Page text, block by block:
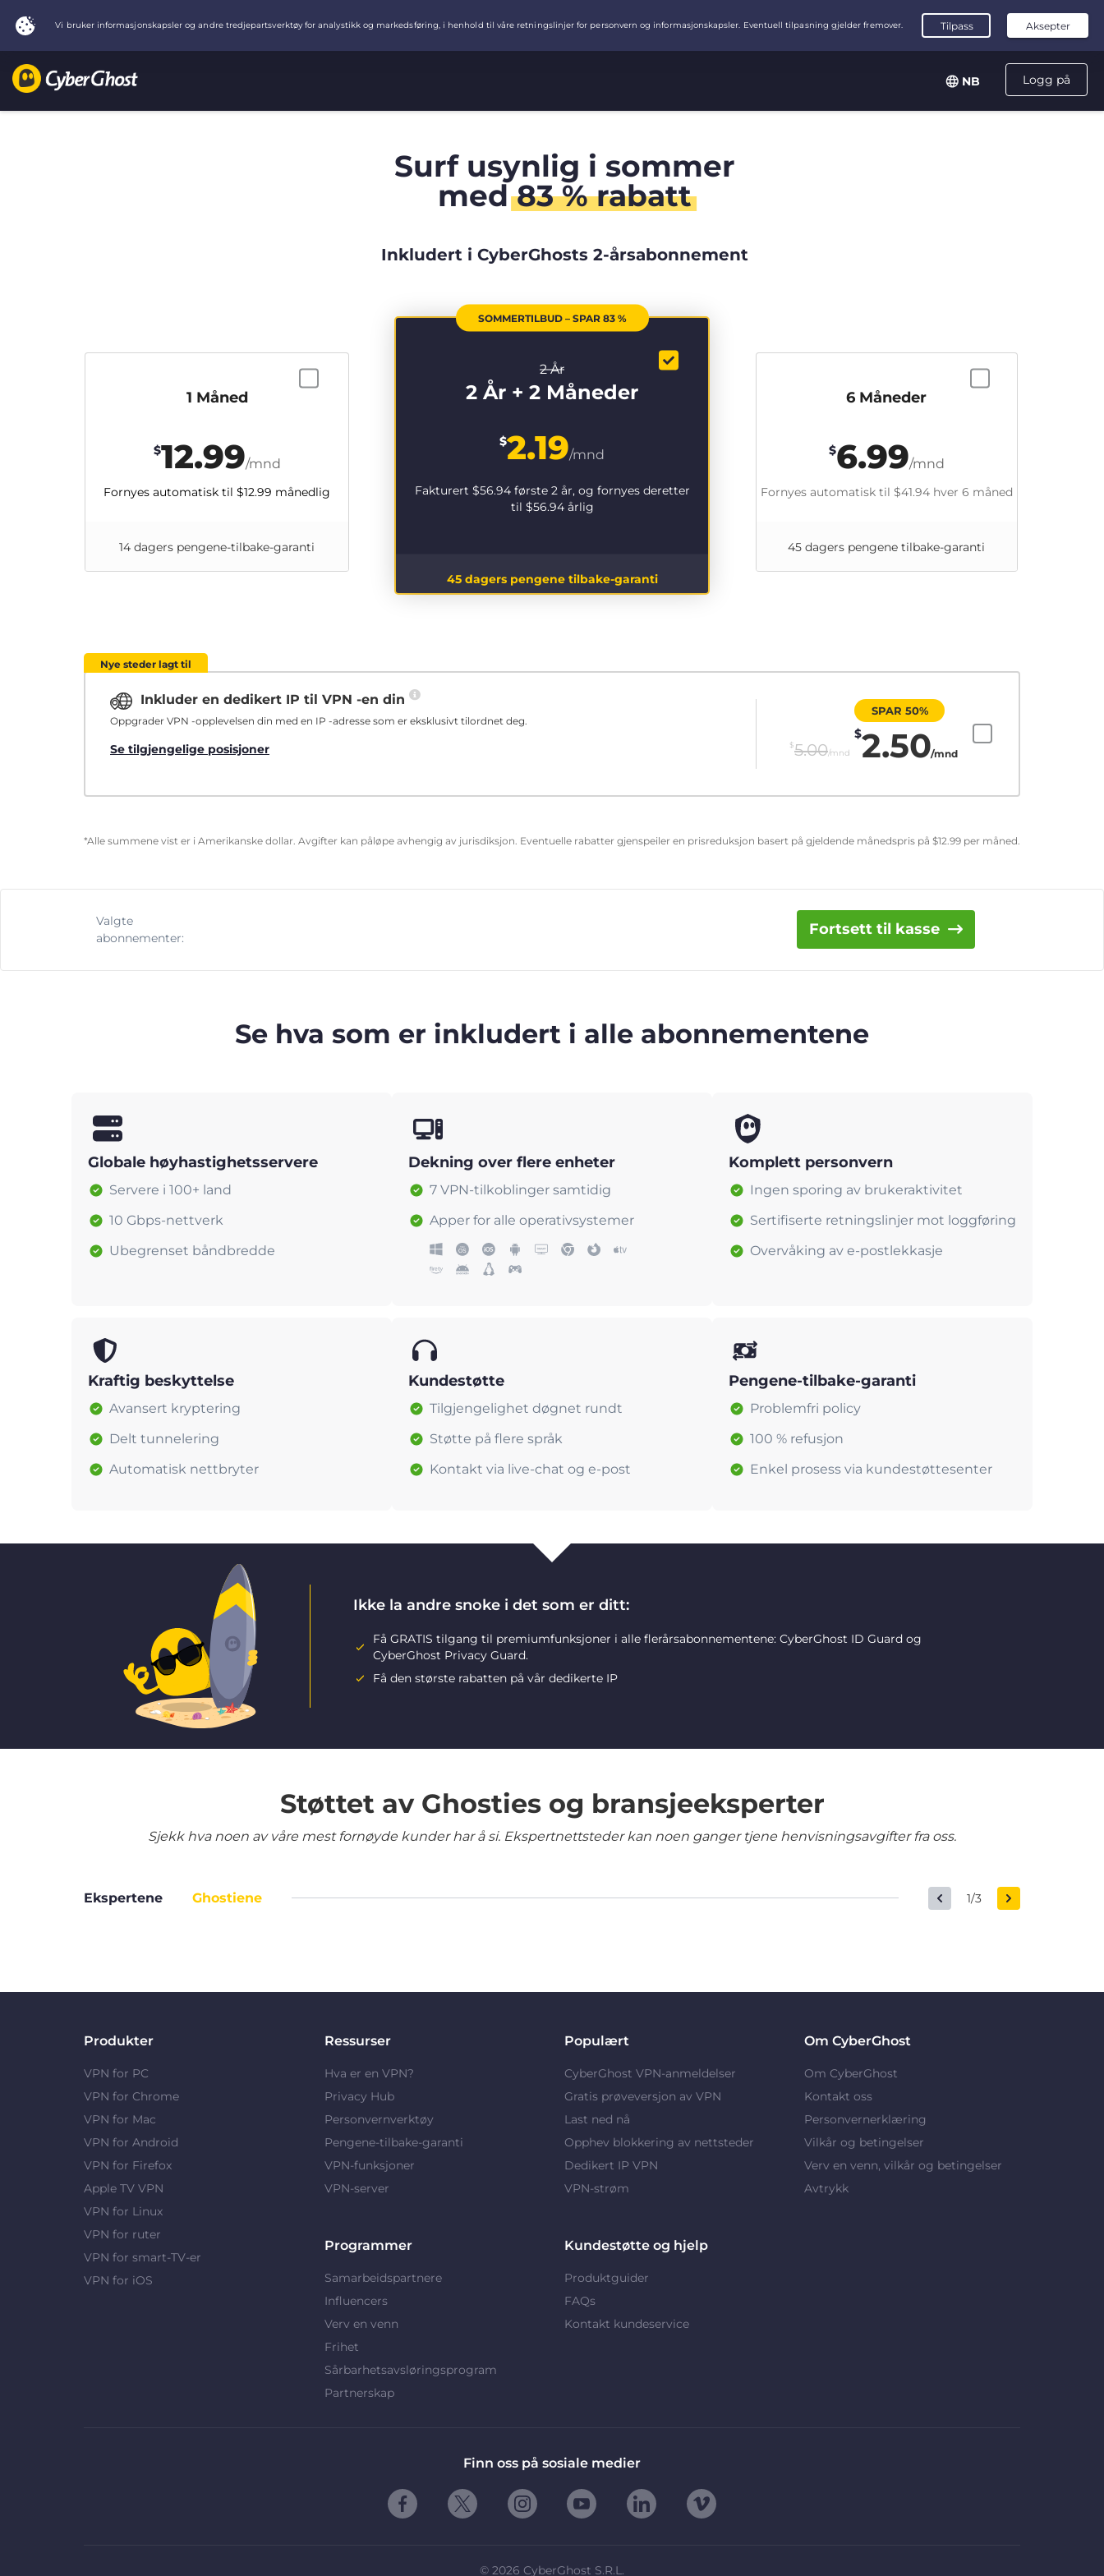
Logg på
NB
Surf usynlig i sommer
med83 % rabatt
Inkludert i CyberGhosts 2-årsabonnement
SOMMERTILBUD – SPAR 83 %
2 År
2 År + 2 Måneder
$2.19/mnd
Fakturert $56.94første 2 år, og fornyes deretter
til $56.94årlig
45 dagers pengene tilbake-garanti
6 Måneder
$6.99/mnd
Fornyes automatisk til $41.94hver 6 måned
45 dagers pengene tilbake-garanti
1 Måned
$12.99/mnd
Fornyes automatisk til $12.99 månedlig
14 dagers pengene-tilbake-garanti
Nye steder lagt til
Inkluder en dedikert IP til VPN -en din
Oppgrader VPN -opplevelsen din med en IP -adresse som er eksklusivt tilordnet deg.
Se tilgjengelige posisjoner $5.00/mnd
SPAR 50%
$2.50/mnd
*Alle summene vist er i Amerikanske dollar. Avgifter kan påløpe avhengig av jurisdiksjon. Eventuelle rabatter gjenspeiler en prisreduksjon basert på gjeldende månedspris på $12.99 per måned.
Valgte
abonnementer:
Fortsett til kasse
Se hva som er inkludert i alle abonnementene
Globale høyhastighetsservere
Servere i 100+ land
10 Gbps-nettverk
Ubegrenset båndbredde
Dekning over flere enheter
7 VPN-tilkoblinger samtidig
Apper for alle operativsystemer
Komplett personvern
Ingen sporing av brukeraktivitet
Sertifiserte retningslinjer mot loggføring
Overvåking av e-postlekkasje
Kraftig beskyttelse
Avansert kryptering
Delt tunnelering
Automatisk nettbryter
Kundestøtte
Tilgjengelighet døgnet rundt
Støtte på flere språk
Kontakt via live-chat og e-post
Pengene-tilbake-garanti
Problemfri policy
100 % refusjon
Enkel prosess via kundestøttesenter
Ikke la andre snoke i det som er ditt:
Få GRATIS tilgang til premiumfunksjoner i alle flerårsabonnementene: CyberGhost ID Guard og
CyberGhost Privacy Guard.
Få den største rabatten på vår dedikerte IP
Støttet av Ghosties og bransjeeksperter
Sjekk hva noen av våre mest fornøyde kunder har å si. Ekspertnettsteder kan noen ganger tjene henvisningsavgifter fra oss.
Ekspertene Ghostiene 1/3
Produkter
VPN for PC
VPN for Chrome
VPN for Mac
VPN for Android
VPN for Firefox
Apple TV VPN
VPN for Linux
VPN for ruter
VPN for smart-TV-er
VPN for iOS
Ressurser
Hva er en VPN?
Privacy Hub
Personvernverktøy
Pengene-tilbake-garanti
VPN-funksjoner
VPN-server
Populært
CyberGhost VPN-anmeldelser
Gratis prøveversjon av VPN
Last ned nå
Opphev blokkering av nettsteder
Dedikert IP VPN
VPN-strøm
Om CyberGhost
Om CyberGhost
Kontakt oss
Personvernerklæring
Vilkår og betingelser
Verv en venn, vilkår og betingelser
Avtrykk
Programmer
Samarbeidspartnere
Influencers
Verv en venn
Frihet
Sårbarhetsavsløringsprogram
Partnerskap
Kundestøtte og hjelp
Produktguider
FAQs
Kontakt kundeservice
Finn oss på sosiale medier
© 2026 CyberGhost S.R.L.